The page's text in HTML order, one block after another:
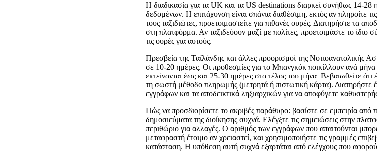
Η διαδικασία για τα UK και τα US destinations διαρκεί συνήθως 14-28
δεδομένων. Η επιτάχυνση είναι σπάνια διαθέσιμη, εκτός αν πληροίτε
τους ταξιδιώτες, προετοιμαστείτε για πιθανές ουρές. Διατηρήστε τα
στη πλατφόρμα. Αν ταξιδεύουν μαζί με πολίτες, προετοιμάστε το ίδιο
τις ουρές για αυτούς.
Πρεσβεία της Ταϊλάνδης και άλλες προορισμοί της Νοτιοανατολικής
σε 10-20 ημέρες. Οι προθεσμίες για το Μπανγκόκ ποικίλλουν ανά μήνα
εκτείνονται έως και 25-30 ημέρες στο τέλος του μήνα. Βεβαιωθείτε ότι
τη σωστή μέθοδο πληρωμής (μετρητά ή πιστωτική κάρτα). Διατηρήστε
εγγράφων και τα αποδεικτικά ληξιαρχικών για να αποφύγετε
Πώς να προσδιορίσετε το ακριβές παράθυρο: βασίστε σε εμπειρία από
δημοσιεύματα της διοίκησης συχνά. Ελέγξτε τις σημειώσεις στην
περιθώριο για αλλαγές. Ο αριθμός των εγγράφων που απαιτούνται
μεταφραστή έτοιμο αν χρειαστεί, και χρησιμοποιήστε τις γραμμές
κατάσταση. Η υπόθεση αυτή συχνά εξαρτάται από ελέγχους που